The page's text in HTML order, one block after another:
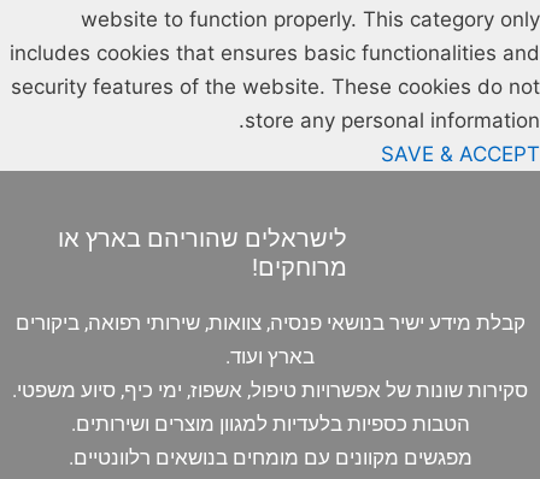
website to function properly. This category only
includes cookies that ensures basic functionalities and
security features of the website. These cookies do not
store any personal information.
SAVE & ACCEPT
לישראלים שהוריהם בארץ או
מרוחקים!
קבלת מידע ישיר בנושאי פנסיה, צוואות, שירותי רפואה, ביקורים
בארץ ועוד.
סקירות שונות של אפשרויות טיפול, אשפוז, ימי כיף, סיוע משפטי.
הטבות כספיות בלעדיות למגוון מוצרים ושירותים.
מפגשים מקוונים עם מומחים בנושאים רלוונטיים.